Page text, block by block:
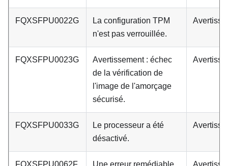
FQXSFPU0022G
La configuration TPM
n'est pas verrouillée.
FQXSFPU0023G
Avertissement : échec
de la vérification de
l'image de l'amorçage
sécurisé.
FQXSFPU0033G
Le processeur a été
désactivé.